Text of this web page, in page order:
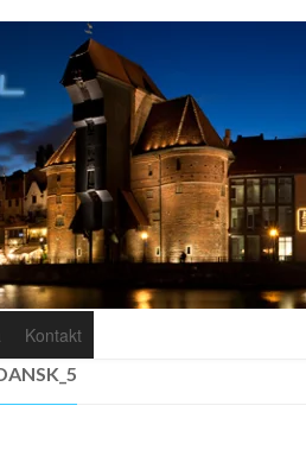
Kontakt